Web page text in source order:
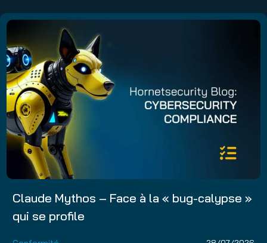
Claude Mythos – Face à la « bug-calypse »
qui se profile